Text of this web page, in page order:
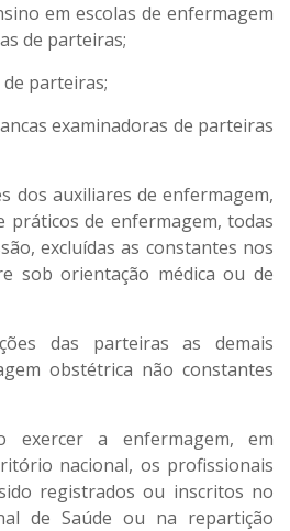
em escolas de enfermagem
de parteiras;
de parteiras;
examinadoras de parteiras
dos auxiliares de enfermagem,
práticos de enfermagem, todas
excluídas as constantes nos
sob orientação médica ou de
das parteiras as demais
obstétrica não constantes
exercer a enfermagem, em
nacional, os profissionais
registrados ou inscritos no
de Saúde ou na repartição